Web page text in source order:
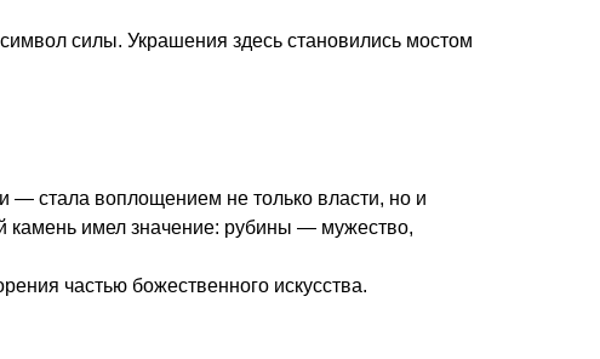
силы. Украшения здесь становились мостом
— стала воплощением не только власти, но и
камень имел значение: рубины — мужество,
частью божественного искусства.